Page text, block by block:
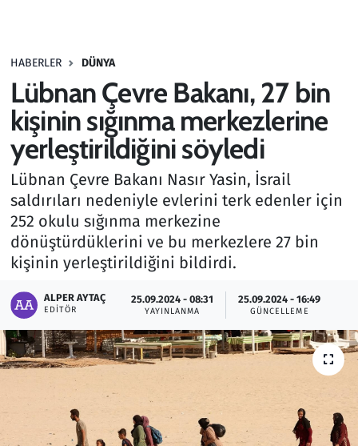
HABERLER DÜNYA
Lübnan Çevre Bakanı, 27 bin
kişinin sığınma merkezlerine
yerleştirildiğini söyledi
Lübnan Çevre Bakanı Nasır Yasin, İsrail
saldırıları nedeniyle evlerini terk edenler için
252 okulu sığınma merkezine
dönüştürdüklerini ve bu merkezlere 27 bin
kişinin yerleştirildiğini bildirdi.
ALPER AYTAÇ
EDITÖR
25.09.2024 - 08:31
YAYINLANMA
25.09.2024 - 16:49
GÜNCELLEME
Haber
Kültür Sanat
Kurumsal Haberler
Lezzet Durağı
Memur ve Kamu
Otomobil
Oyun
Ramazan
Resmi İlanlar
Rüya Tabirleri